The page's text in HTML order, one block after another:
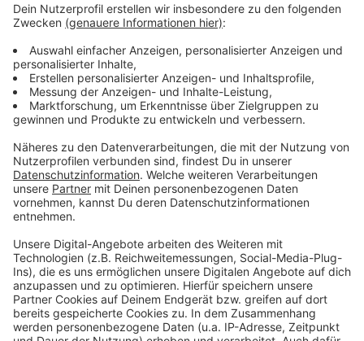
nach Hause nehmen können: Und zwar in der Kategorie
unsere Tiny-House-Aktion bekommen. Mit ihr haben
wir Hörer an verschiedenen Orten im Rheinland in
einem top-ausgestatteten Tiny-House schlafen
lassen, unter anderem im Schlosspark Morsbroich.
Anzeige
©Radio Leverkusen
Anzeige